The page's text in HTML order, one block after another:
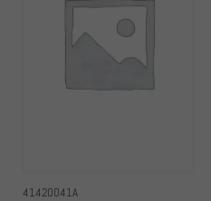
41420041A